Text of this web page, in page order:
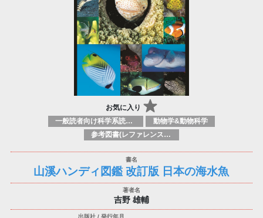
お気に入り
一般読者向け科学系読み物
動物学&動物科学
参考図書(レファレンスブック)
山溪ハンディ図鑑 改訂版 日本の海水魚
吉野 雄輔